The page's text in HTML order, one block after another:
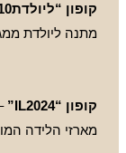
קופון “ליולדת10”
מתנה ליולדת
קופון “IL2024”
מארזי הלידה